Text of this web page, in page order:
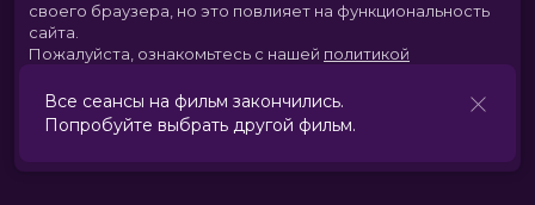
Все сеансы на фильм закончились.
Попробуйте выбрать другой фильм.
своего браузера, но это повлияет на функциональность
сайта.
Пожалуйста, ознакомьтесь с нашей политикой
Принять